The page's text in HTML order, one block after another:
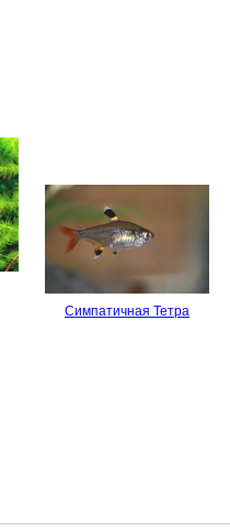
Симпатичная Тетра